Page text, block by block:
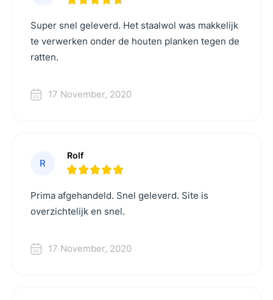
Super snel geleverd. Het staalwol was makkelijk
te verwerken onder de houten planken tegen de
ratten.
17 November, 2020
R
Rolf
Prima afgehandeld. Snel geleverd. Site is
overzichtelijk en snel.
17 November, 2020